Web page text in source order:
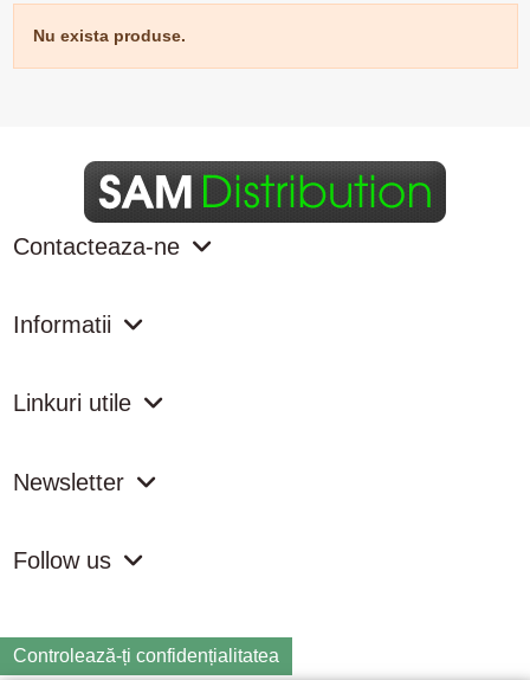
Nu exista produse.
Contacteaza-ne
Informatii
Linkuri utile
Newsletter
Follow us
Controlează-ți confidențialitatea